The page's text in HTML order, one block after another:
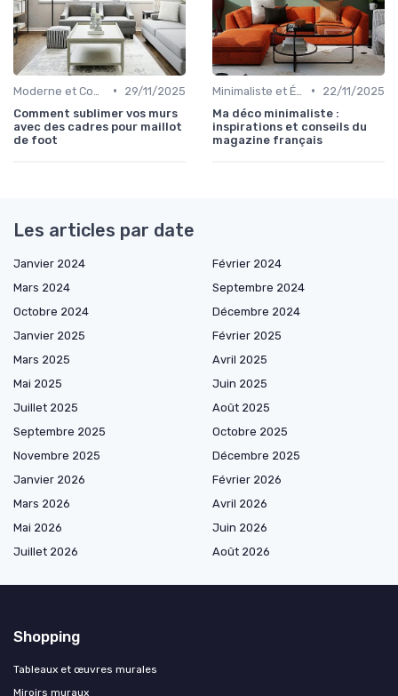
•
29/11/2025
Comment sublimer vos murs
avec des cadres pour maillot
de foot
•
22/11/2025
Ma déco minimaliste :
inspirations et conseils du
magazine français
Les articles par date
Janvier 2024
Février 2024
Mars 2024
Septembre 2024
Octobre 2024
Décembre 2024
Janvier 2025
Février 2025
Mars 2025
Avril 2025
Mai 2025
Juin 2025
Juillet 2025
Août 2025
Septembre 2025
Octobre 2025
Novembre 2025
Décembre 2025
Janvier 2026
Février 2026
Mars 2026
Avril 2026
Mai 2026
Juin 2026
Juillet 2026
Août 2026
Shopping
Tableaux et œuvres murales
Miroirs muraux